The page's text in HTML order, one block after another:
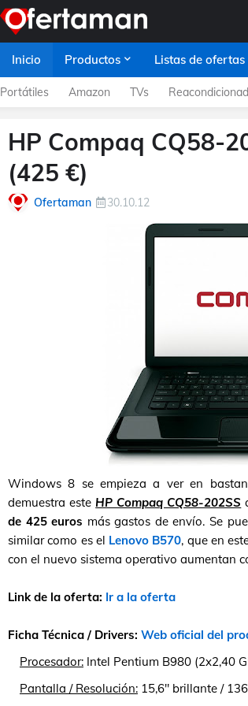
Inicio Productos Listas de ofertas
Portátiles Amazon TVs
HP Compaq CQ58-
(425 €)
Ofertaman 30.10.12
Windows 8 se empieza a ver en
demuestra este HP Compaq CQ58-202SS
de 425 euros más gastos de envío. Se
similar como es el Lenovo B570, que en
con el nuevo sistema operativo aumentan
Link de la oferta: Ir a la oferta
Ficha Técnica / Drivers: Web oficial del
Procesador: Intel Pentium B980 (2x2,40
Pantalla / Resolución: 15,6" brillante /